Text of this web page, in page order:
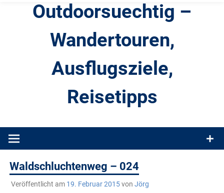
Outdoorsuechtig –
Wandertouren,
Ausflugsziele,
Reisetipps
Produkttests und Buchrezensionen. Ein Blog für alle, die gern
Waldschluchtenweg – 024
Veröffentlicht am 19. Februar 2015von Jörg